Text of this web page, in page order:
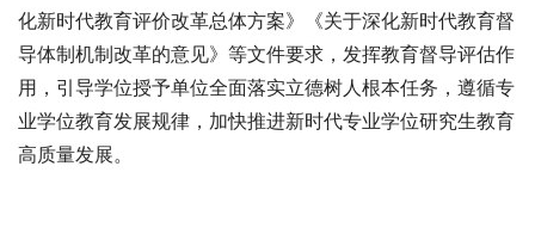
化新时代教育评价改革总体方案》《关于深化新时代教育督
导体制机制改革的意见》等文件要求，发挥教育督导评估作
用，引导学位授予单位全面落实立德树人根本任务，遵循专
业学位教育发展规律，加快推进新时代专业学位研究生教育
高质量发展。